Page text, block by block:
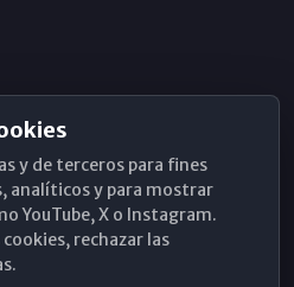
y de terceros para fines
analíticos y para mostrar
YouTube, X o Instagram.
rechazar las